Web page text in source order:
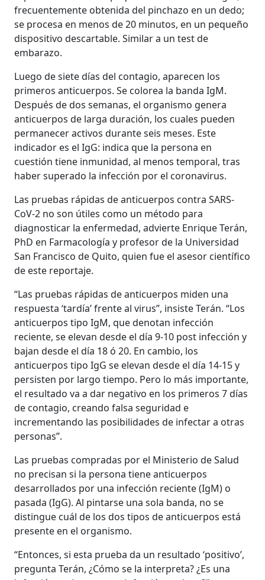
frecuentemente obtenida del pinchazo en un dedo;
se procesa en menos de 20 minutos, en un pequeño
dispositivo descartable. Similar a un test de
embarazo.
Luego de siete días del contagio, aparecen los
primeros anticuerpos. Se colorea la banda IgM.
Después de dos semanas, el organismo genera
anticuerpos de larga duración, los cuales pueden
permanecer activos durante seis meses. Este
indicador es el IgG: indica que la persona en
cuestión tiene inmunidad, al menos temporal, tras
haber superado la infección por el coronavirus.
Las pruebas rápidas de anticuerpos contra SARS-
CoV-2 no son útiles como un método para
diagnosticar la enfermedad, advierte Enrique Terán,
PhD en Farmacología y profesor de la Universidad
San Francisco de Quito, quien fue el asesor científico
de este reportaje.
“Las pruebas rápidas de anticuerpos miden una
respuesta ‘tardía’ frente al virus”, insiste Terán. “Los
anticuerpos tipo IgM, que denotan infección
reciente, se elevan desde el día 9-10 post infección y
bajan desde el día 18 ó 20. En cambio, los
anticuerpos tipo IgG se elevan desde el día 14-15 y
persisten por largo tiempo. Pero lo más importante,
el resultado va a dar negativo en los primeros 7 días
de contagio, creando falsa seguridad e
incrementando las posibilidades de infectar a otras
personas”.
Las pruebas compradas por el Ministerio de Salud
no precisan si la persona tiene anticuerpos
desarrollados por una infección reciente (IgM) o
pasada (IgG). Al pintarse una sola banda, no se
distingue cuál de los dos tipos de anticuerpos está
presente en el organismo.
“Entonces, si esta prueba da un resultado ‘positivo’,
pregunta Terán, ¿Cómo se la interpreta? ¿Es una